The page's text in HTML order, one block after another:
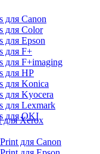
для Canon
для Color
для Epson
для F+
для F+imaging
для HP
для Konica
для Kyocera
для Lexmark
для OKI
Xerox
для Canon